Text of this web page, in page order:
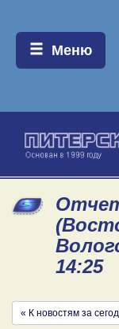
Меню:
Меню
14:25
« К новостям за